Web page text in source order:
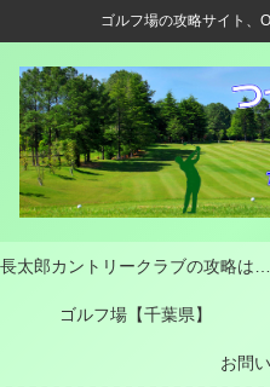
ゴルフ場の攻略サイト、
長太郎カントリークラブの攻略は？
OUT･INコースを動画で分かりやす
ゴルフ場【千葉県】
お問